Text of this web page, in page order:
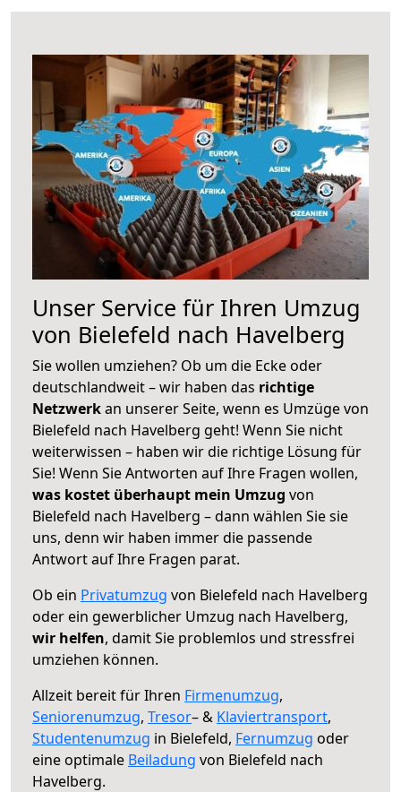
Unser Service für Ihren Umzug
von Bielefeld nach Havelberg
Sie wollen umziehen? Ob um die Ecke oder
deutschlandweit – wir haben das richtige
Netzwerkan unserer Seite, wenn es Umzüge von
Bielefeld nach Havelberg geht! Wenn Sie nicht
weiterwissen – haben wir die richtige Lösung für
Sie! Wenn Sie Antworten auf Ihre Fragen wollen,
was kostet überhaupt mein Umzug von
Bielefeld nach Havelberg – dann wählen Sie sie
uns, denn wir haben immer die passende
Antwort auf Ihre Fragen parat.
Ob ein Privatumzug von Bielefeld nach Havelberg
oder ein gewerblicher Umzug nach Havelberg,
wir helfen, damit Sie problemlos und stressfrei
umziehen können.
Allzeit bereit für Ihren Firmenumzug,
Seniorenumzug, Tresor– & Klaviertransport,
Studentenumzug in Bielefeld, Fernumzug oder
eine optimale Beiladung von Bielefeld nach
Havelberg.